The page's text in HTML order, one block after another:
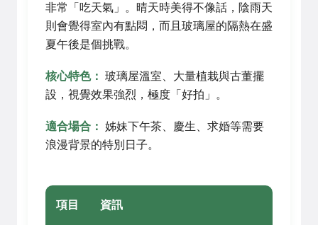
非常「吃天氣」。晴天時美得不像話，陰雨天
則會覺得室內有點悶，而且玻璃屋的隔熱在盛
夏午後是個挑戰。
核心特色： 玻璃屋溫室、大量植栽與古董擺
設，視覺效果強烈，極度「好拍」。
適合場合： 姊妹下午茶、慶生、求婚等需要
浪漫背景的特別日子。
項目 資訊